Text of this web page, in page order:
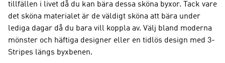
tillfällen i livet då du kan bära dessa sköna byxor. Tack vare
det sköna materialet är de väldigt sköna att bära under
lediga dagar då du bara vill koppla av. Välj bland moderna
mönster och häftiga designer eller en tidlös design med 3-
Stripes längs byxbenen.